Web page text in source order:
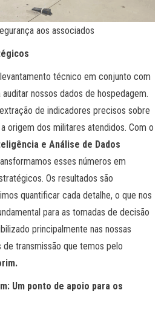
aos associados
técnico em conjunto com
nossos dados de hospedagem.
de indicadores precisos sobre
origem dos militares atendidos. Com o
e Análise de Dados
esses números em
Os resultados são
quantificar cada detalhe, o que nos
para as tomadas de decisão
principalmente nas nossas
transmissão que temos pelo
Um ponto de apoio para os